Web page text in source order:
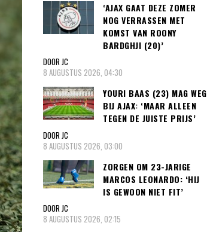
‘AJAX GAAT DEZE ZOMER
NOG VERRASSEN MET
KOMST VAN ROONY
BARDGHJI (20)’
DOOR JC
8 AUGUSTUS 2026, 04:30
YOURI BAAS (23) MAG WEG
BIJ AJAX: ‘MAAR ALLEEN
TEGEN DE JUISTE PRIJS’
DOOR JC
8 AUGUSTUS 2026, 03:00
ZORGEN OM 23-JARIGE
MARCOS LEONARDO: ‘HIJ
IS GEWOON NIET FIT’
DOOR JC
8 AUGUSTUS 2026, 02:15